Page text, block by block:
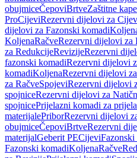
obujmiceČepoviBrtveZaštitne kape
ProCijeviRezervni dijelovi za
dijelovi za Fazonski komadi
KoljenaRačveRezervni dijelovi za
za RedukcijeRevizijeRezervni
fazonski komadiRezervni dijelovi
komadiKoljenaRezervni dijelovi
za RačveSpojeviRezervni dijelovi
spojniceRezervni dijelovi za
spojnicePrijelazni komadi za
materijalePriborRezervni dijelovi
obujmiceČepoviBrtveRezervni
materijalGeberit PECijeviFazonski
Fazonski komadiKoljenaRačve